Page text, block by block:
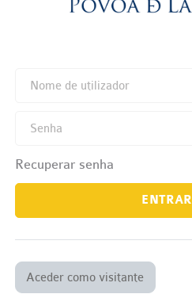
Nome de utilizador
Senha
Recuperar senha
ENTRAR
Aceder como visitante